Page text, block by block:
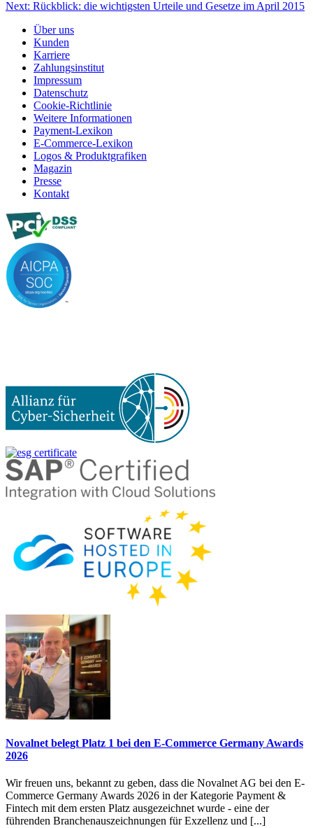
Next: Rückblick: die wichtigsten Urteile und Gesetze im April 2015
Über uns
Kunden
Karriere
Zahlungsinstitut
Impressum
Datenschutz
Cookie-Richtlinie
Weitere Informationen
Payment-Lexikon
E-Commerce-Lexikon
Logos & Produktgrafiken
Magazin
Presse
Kontakt
Novalnet belegt Platz 1 bei den E-Commerce Germany Awards
2026
Wir freuen uns, bekannt zu geben, dass die Novalnet AG bei den E-
Commerce Germany Awards 2026 in der Kategorie Payment &
Fintech mit dem ersten Platz ausgezeichnet wurde - eine der
führenden Branchenauszeichnungen für Exzellenz und [...]